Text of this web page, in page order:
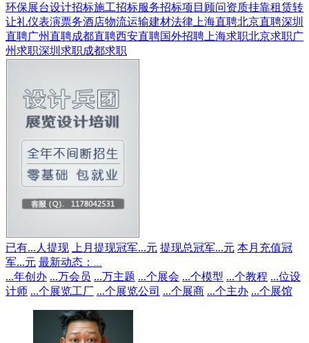
环保展台设计招标施工招标服务招标项目顾问资质挂靠租赁转
让礼仪表演票务酒店物流运输建材法律 上海直聘北京直聘深圳
直聘广州直聘成都直聘西安直聘国外招聘 上海求职北京求职广
州求职深圳求职成都求职
已有... 人提现 上月提现冠军...元 提现总冠军...元 本月充值冠
军...元 最新动态：
...年创办 ...万会员 ...万主题 ...个展会 ...个模型 ...个教程 ...位设
计师 ...个展览工厂 ...个展览公司 ...个展商 ...个主办 ...个展馆